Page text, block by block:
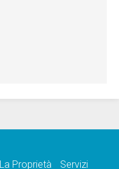
La Proprietà Servizi